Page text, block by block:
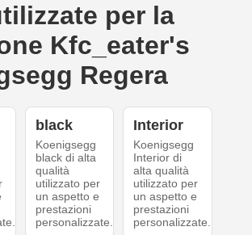
per la
Kfc_eater's
Regera
black
Koenigsegg
black di alta
qualità
utilizzato per
un aspetto e
prestazioni
personalizzate.
Interior
Koenigsegg
Interior di
alta qualità
utilizzato per
un aspetto e
prestazioni
personalizzate.